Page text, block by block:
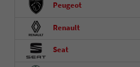
Peugeot
Renault
Seat